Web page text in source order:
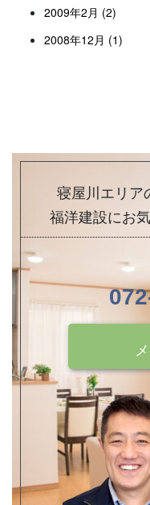
2009年2月 (2)
2008年12月 (1)
寝屋川エリア
福洋建設にお